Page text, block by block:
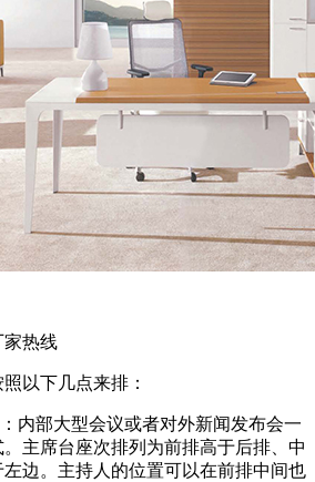
家热线
以下几点来排：
内部大型会议或者对外新闻发布会一
主席台座次排列为前排高于后排、中
边。主持人的位置可以在前排中间也